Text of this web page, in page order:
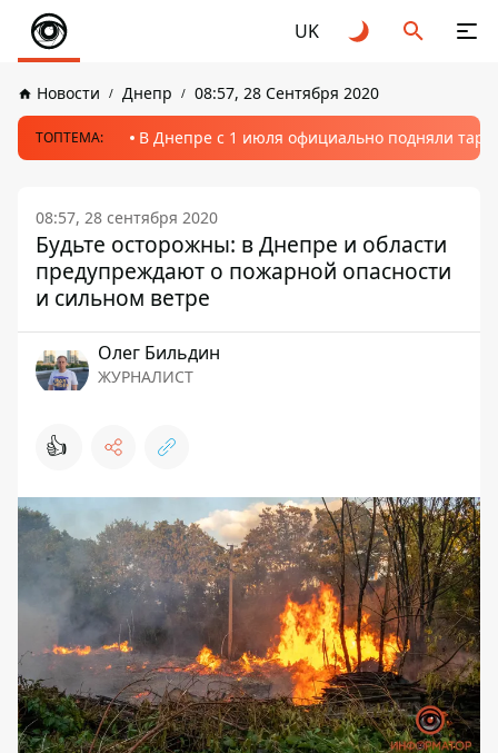
UK
Новости Днепр 08:57, 28 Сентября 2020
ТОПТЕМА: В Днепре с 1 июля официально подняли
08:57, 28 сентября 2020
Будьте осторожны: в Днепре и области
предупреждают о пожарной опасности
и сильном ветре
Олег Бильдин
ЖУРНАЛИСТ
👍